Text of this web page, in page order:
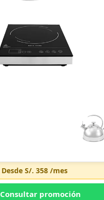
DesdeS/. 358 /mes
Consultar promoción